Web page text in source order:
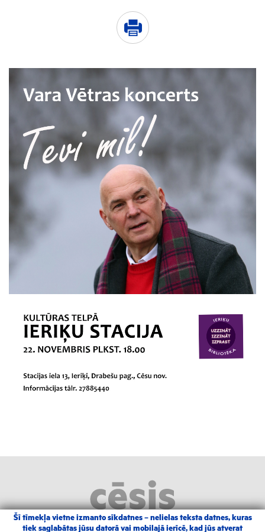
2026 |Izstrādāja Grandem|Autortiesības
Šī tīmekļa vietne izmanto sīkdatnes – nelielas teksta datnes, kuras
tiek saglabātas jūsu datorā vai mobilajā ierīcē, kad jūs atverat